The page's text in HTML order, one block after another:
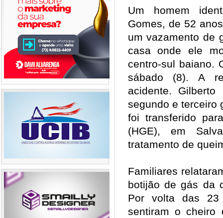
Um homem
Gomes, de 52
um vazamento de
casa onde ele
centro-sul baiano.
sábado (8). A
acidente. Gilberto
segundo e terceiro
foi transferido
(HGE), em
tratamento de
Familiares
botijão de gás da
Por volta das
sentiram o